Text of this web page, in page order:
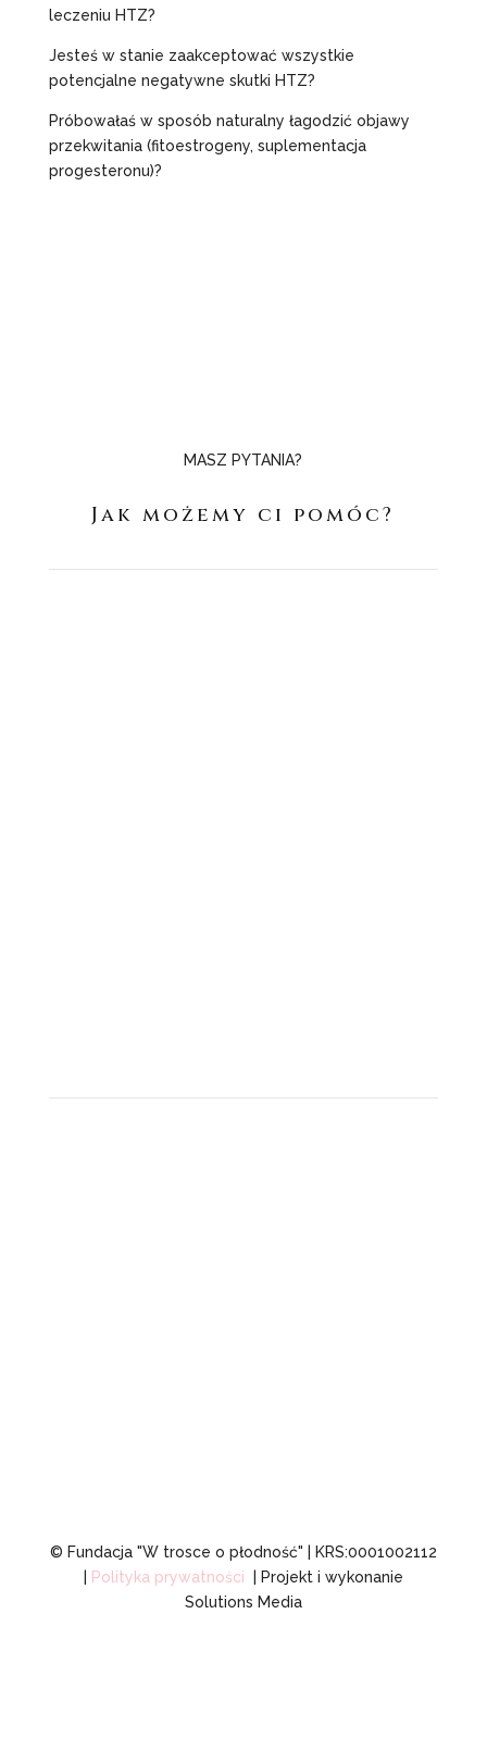
leczeniu HTZ?
Jesteś w stanie zaakceptować wszystkie
potencjalne negatywne skutki HTZ?
Próbowałaś w sposób naturalny łagodzić objawy
przekwitania (fitoestrogeny, suplementacja
progesteronu)?
MASZ PYTANIA?
Jak możemy ci pomóc?
© Fundacja "W trosce o płodność" | KRS:0001002112
Polityka prywatności | Projekt i wykonanie
Solutions Media